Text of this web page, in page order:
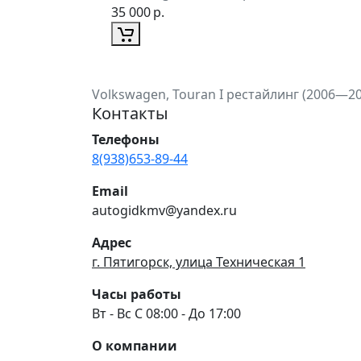
35 000р.
Volkswagen, Touran I рестайлинг
Контакты
Телефоны
8(938)653-89-44
Email
autogidkmv@yandex.ru
Адрес
г. Пятигорск, улица Техническая 1
Часы работы
Вт - Вс С 08:00 - До 17:00
О компании